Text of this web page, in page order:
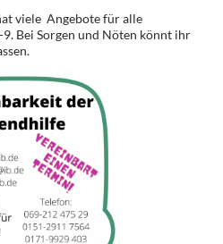
viele Angebote für alle
Bei Sorgen und Nöten könnt ihr